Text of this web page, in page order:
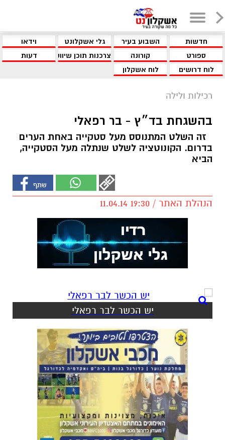
חדשות השבוע בעיר גלי אשקלונט
וידאו
ספורט
קורונה צרכנות תוכן שיווקי
דעות
לוח דרושים
לוח אשקלון
רכילות ולילה
בהשגחת בד״ץ - בר רפאלי
זה השלט המתנוסס מעל סטקייה באחת הערים
בדרום. הקונוטציה לשלט שנתלה מעל הסטקייה,
הביא
הנהלת האתר / 19:30 11.04.14
יש הכשר לבר רפאלי